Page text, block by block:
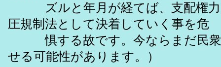
ズルと年月が経てば、支配権力
圧規制法として決着していく事を危
惧する故です。今ならまだ民衆
せる可能性があります。）